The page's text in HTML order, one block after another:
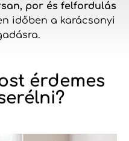
por és felfordulás
időben a karácsonyi
érdemes